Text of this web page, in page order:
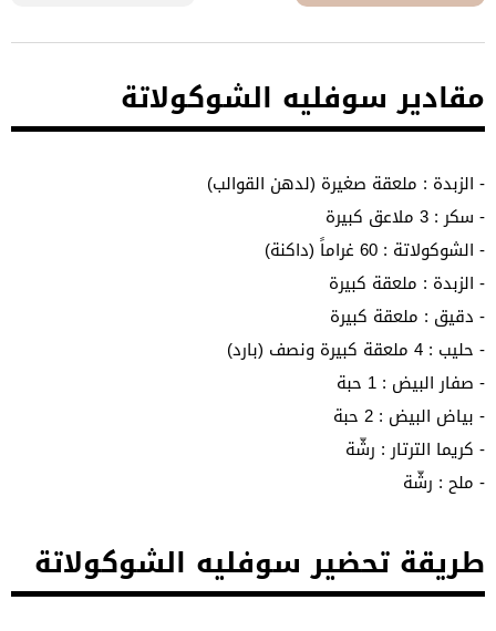
مقادير سوفليه الشوكولاتة
- الزبدة : ملعقة صغيرة (لدهن القوالب)
- سكر : 3 ملاعق كبيرة
- الشوكولاتة : 60 غراماً (داكنة)
- الزبدة : ملعقة كبيرة
- دقيق : ملعقة كبيرة
- حليب : 4 ملعقة كبيرة ونصف (بارد)
- صفار البيض : 1 حبة
- بياض البيض : 2 حبة
- كريما الترتار : رشّة
- ملح : رشّة
طريقة تحضير سوفليه الشوكولاتة